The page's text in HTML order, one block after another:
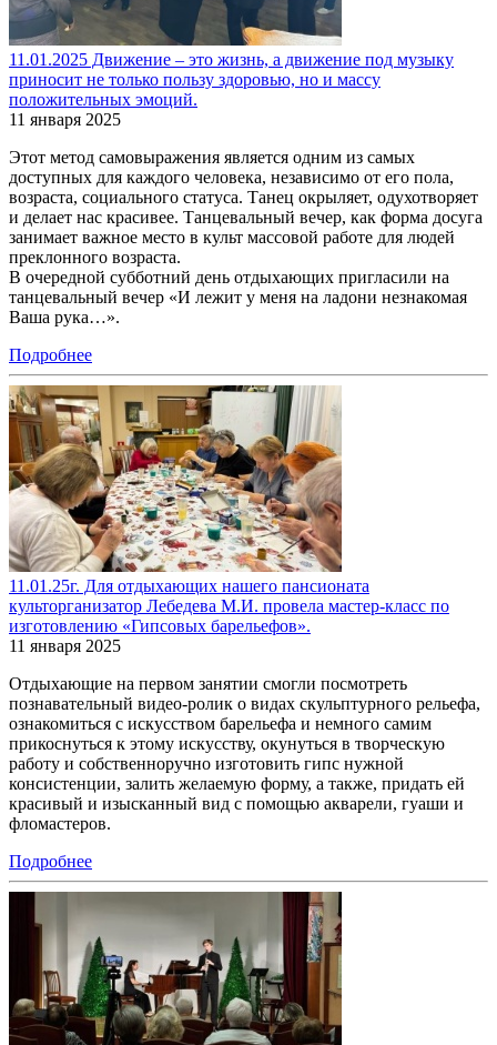
11.01.2025 Движение – это жизнь, а движение под музыку
приносит не только пользу здоровью, но и массу
положительных эмоций.
11 января 2025
Этот метод самовыражения является одним из самых
доступных для каждого человека, независимо от его пола,
возраста, социального статуса. Танец окрыляет, одухотворяет
и делает нас красивее. Танцевальный вечер, как форма досуга
занимает важное место в культ массовой работе для людей
преклонного возраста.
В очередной субботний день отдыхающих пригласили на
танцевальный вечер «И лежит у меня на ладони незнакомая
Ваша рука…».
Подробнее
11.01.25г. Для отдыхающих нашего пансионата
культорганизатор Лебедева М.И. провела мастер-класс по
изготовлению «Гипсовых барельефов».
11 января 2025
Отдыхающие на первом занятии смогли посмотреть
познавательный видео-ролик о видах скульптурного рельефа,
ознакомиться с искусством барельефа и немного самим
прикоснуться к этому искусству, окунуться в творческую
работу и собственноручно изготовить гипс нужной
консистенции, залить желаемую форму, а также, придать ей
красивый и изысканный вид с помощью акварели, гуаши и
фломастеров.
Подробнее